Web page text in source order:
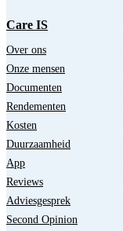
Care IS
Over ons
Onze mensen
Documenten
Rendementen
Kosten
Duurzaamheid
App
Reviews
Adviesgesprek
Second Opinion